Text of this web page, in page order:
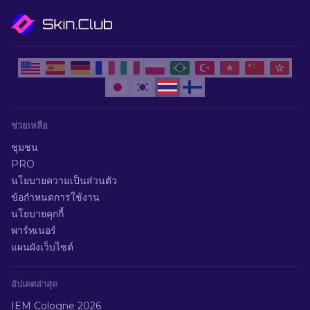
ช่วยเหลือ
ชุมชน
PRO
นโยบายความเป็นส่วนตัว
ข้อกำหนดการใช้งาน
นโยบายคุกกี้
พาร์ทเนอร์
แผนผังเว็บไซต์
อัปเดตล่าสุด
IEM Cologne 2026